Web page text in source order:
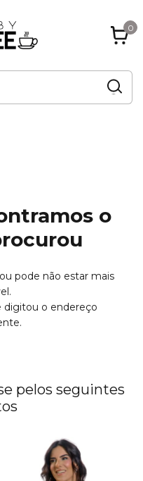
0
o
pode não estar mais
digitou o endereço
pelos seguintes